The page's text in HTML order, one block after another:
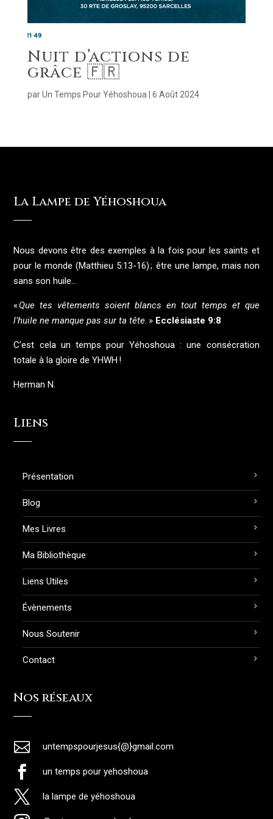
Nuit d’actions de
grâce 🇫🇷
parUn Temps Pour Yéhoshoua 6 Août 2024
La Lampe de Yéhoshoua
Nous devons être des exemples à la fois pour les saints et
pour le monde (Matthieu 5:13-16) ; être une lampe, mais non
sans son huile…
«Que tes vêtements soient blancs en tout temps et que
l’huile ne manque pas sur ta tête. » Ecclésiaste 9:8
C’est cela un temps pour Yéhoshoua : une consécration
totale à la gloire de YHWH !
Herman N.
Liens
Présentation
Blog
Mes Livres
Ma Bibliothèque
Liens Utiles
Évènements
Nous Soutenir
Contact
Nos réseaux
 untempspourjesus{@}gmail.com
 un temps pour yehoshoua
 la lampe de yéhoshoua